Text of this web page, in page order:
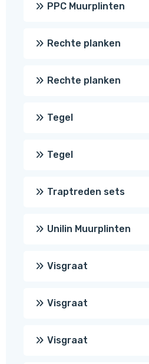
PPC Muurplinten
Rechte planken
Rechte planken
Tegel
Tegel
Traptreden sets
Unilin Muurplinten
Visgraat
Visgraat
Visgraat